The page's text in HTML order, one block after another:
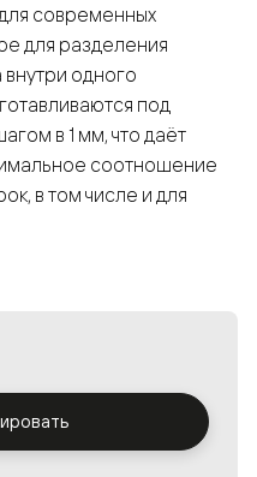
современных
для разделения
одного
под
в 1 мм, что даёт
соотношение
в том числе и для
с различными
освещённость.